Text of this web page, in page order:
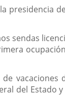
sendas
vacaciones
del Estado